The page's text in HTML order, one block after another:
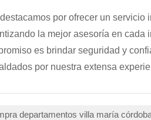
por ofrecer un servicio
la mejor asesoría en cada
es brindar seguridad y
por nuestra extensa
departamentos villa maría